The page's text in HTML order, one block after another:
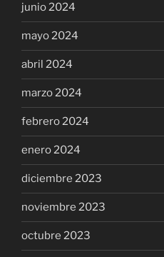
junio 2024
mayo 2024
abril 2024
marzo 2024
febrero 2024
enero 2024
diciembre 2023
noviembre 2023
octubre 2023